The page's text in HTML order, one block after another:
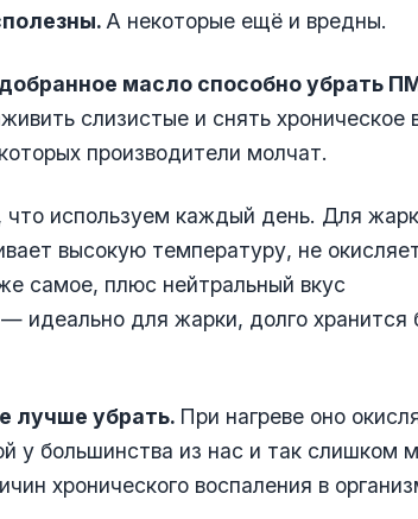
А некоторые ещё и вредны.
масло способно убрать
слизистые и снять хроническое
производители молчат.
используем каждый день. Для
высокую температуру, не
самое, плюс нейтральный вкус
идеально для жарки, долго хранится
лучше убрать. При нагреве оно
у большинства из нас и так слишком
хронического воспаления в